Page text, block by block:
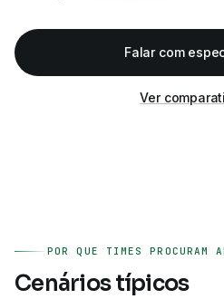
Falar com
Ver
POR QUE TIMES PROCURAM
Cenários típicos